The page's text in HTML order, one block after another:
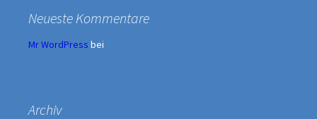
Neueste Kommentare
Mr WordPress bei
Archiv